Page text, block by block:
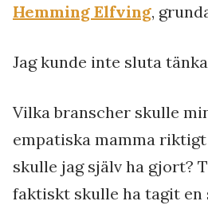
Hemming Elfving,
Jag kunde inte sluta
Vilka branscher skulle
empatiska mamma riktigt
skulle jag själv ha gjort?
faktiskt skulle ha tagit en